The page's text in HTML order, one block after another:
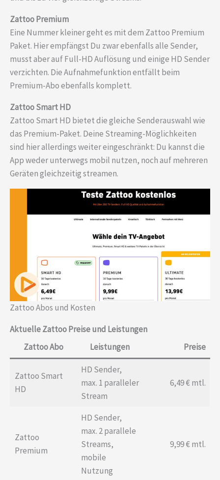
Zattoo Premium
Eine Nummer kleiner geht es mit dem Zattoo Premium
Paket. Hier empfängst Du zwar ebenfalls alle Sender,
musst aber auf Full-HD Auflösung und einige HD Sender
verzichten. Die Aufnahmefunktion entfällt beim
Premium-Abo ebenfalls komplett.
Zattoo Smart HD
Zattoo Smart HD bietet die gleiche Senderauswahl wie
das Premium-Paket. Deine Streaming-Möglichkeiten
sind hier allerdings weiter eingeschränkt: Du kannst die
App weder unterwegs mobil nutzen, noch auf mehreren
Geräten gleichzeitig streamen.
Zattoo Abos und Kosten
Aktuelle Zattoo Preise und Leistungen
Zattoo Abo
Leistungen Preise
Zattoo Smart
HD
HD Sender,
max. 1 paralleler
Stream
6,49 € mtl.
Zattoo
Premium
HD Sender,
max. 2 parallele
Streams,
mobile
Nutzung
9,99 € mtl.